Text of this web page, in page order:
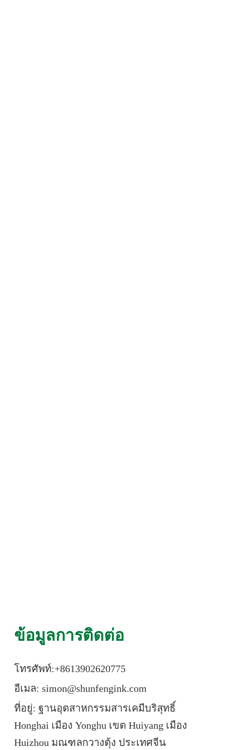
ข้อมูลการติดต่อ
โทรศัพท์:+8613902620775
อีเมล: simon@shunfengink.com
ที่อยู่: ฐานอุตสาหกรรมสารเคมีบริสุทธิ์
Honghai เมือง Yonghu เขต Huiyang เมือง
Huizhou มณฑลกวางตุ้ง ประเทศจีน